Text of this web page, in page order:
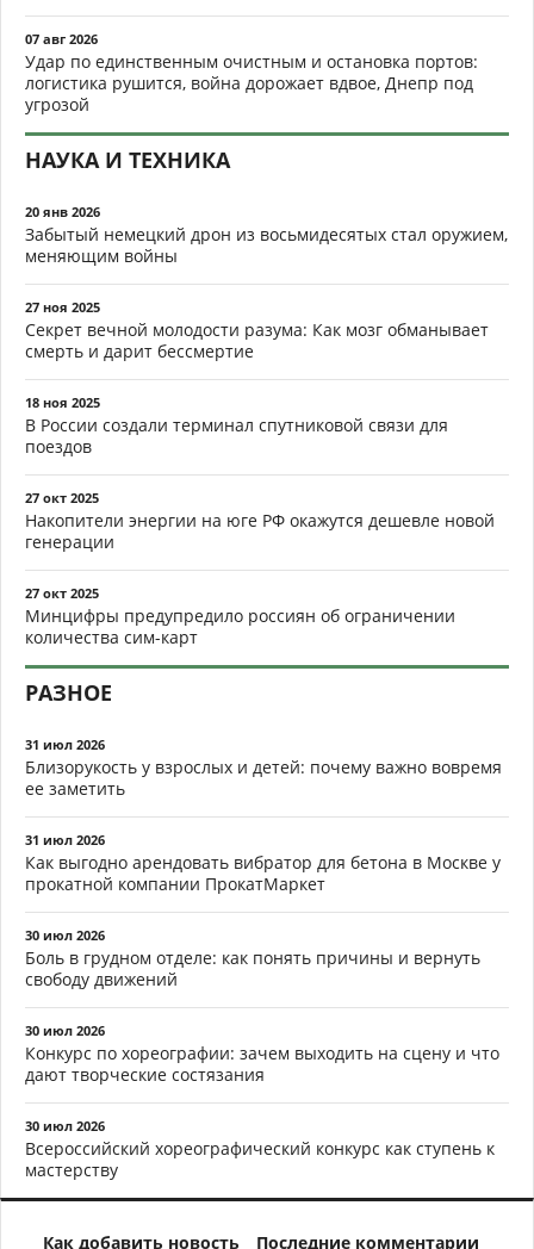
07 авг 2026
Удар по единственным очистным и остановка портов:
логистика рушится, война дорожает вдвое, Днепр под
угрозой
НАУКА И ТЕХНИКА
20 янв 2026
Забытый немецкий дрон из восьмидесятых стал оружием,
меняющим войны
27 ноя 2025
Секрет вечной молодости разума: Как мозг обманывает
смерть и дарит бессмертие
18 ноя 2025
В России создали терминал спутниковой связи для
поездов
27 окт 2025
Накопители энергии на юге РФ окажутся дешевле новой
генерации
27 окт 2025
Минцифры предупредило россиян об ограничении
количества сим-карт
РАЗНОЕ
31 июл 2026
Близорукость у взрослых и детей: почему важно вовремя
ее заметить
31 июл 2026
Как выгодно арендовать вибратор для бетона в Москве у
прокатной компании ПрокатМаркет
30 июл 2026
Боль в грудном отделе: как понять причины и вернуть
свободу движений
30 июл 2026
Конкурс по хореографии: зачем выходить на сцену и что
дают творческие состязания
30 июл 2026
Всероссийский хореографический конкурс как ступень к
мастерству
Как добавить новость Последние комментарии